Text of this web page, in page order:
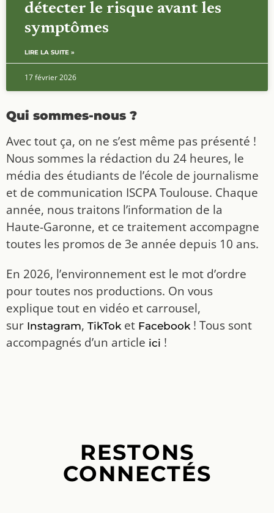
détecter le risque avant les
symptômes
LIRE LA SUITE »
17 février 2026
Qui sommes-nous ?
Avec tout ça, on ne s’est même pas présenté !
Nous sommes la rédaction du 24 heures, le
média des étudiants de l’école de journalisme
et de communication ISCPA Toulouse. Chaque
année, nous traitons l’information de la
Haute-Garonne, et ce traitement accompagne
toutes les promos de 3e année depuis 10 ans.
En 2026, l’environnement est le mot d’ordre
pour toutes nos productions. On vous
explique tout en vidéo et carrousel,
sur Instagram, TikToket Facebook! Tous sont
accompagnés d’un article ici !
RESTONS
CONNECTÉS